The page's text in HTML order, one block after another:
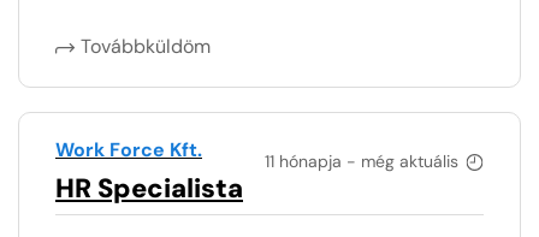
Továbbküldöm
11 hónapja - még aktuális
Work Force Kft.
HR Specialista